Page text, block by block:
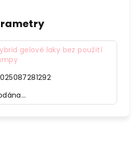
gelové laky bez použití